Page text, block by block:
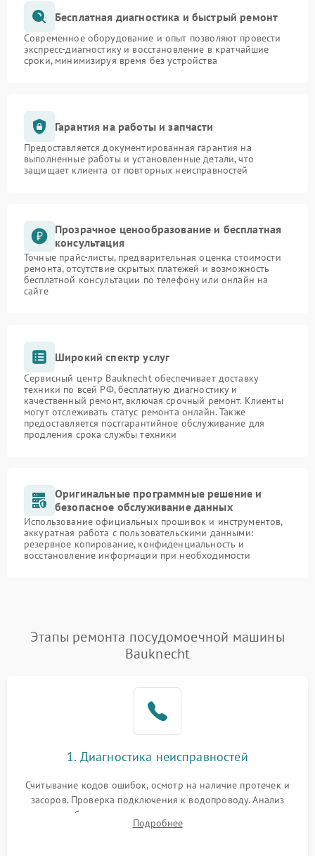
Бесплатная диагностика и быстрый ремонт
Современное оборудование и опыт позволяют провести
экспресс-диагностику и восстановление в кратчайшие
сроки, минимизируя время без устройства
Гарантия на работы и запчасти
Предоставляется документированная гарантия на
выполненные работы и установленные детали, что
защищает клиента от повторных неисправностей
Прозрачное ценообразование и бесплатная
консультация
Точные прайс-листы, предварительная оценка стоимости
ремонта, отсутствие скрытых платежей и возможность
бесплатной консультации по телефону или онлайн на
сайте
Широкий спектр услуг
Сервисный центр Bauknecht обеспечивает доставку
техники по всей РФ, бесплатную диагностику и
качественный ремонт, включая срочный ремонт. Клиенты
могут отслеживать статус ремонта онлайн. Также
предоставляется постгарантийное обслуживание для
продления срока службы техники
Оригинальные программные решение и
безопасное обслуживание данных
Использование официальных прошивок и инструментов,
аккуратная работа с пользовательскими данными:
резервное копирование, конфиденциальность и
восстановление информации при необходимости
Этапы ремонта посудомоечной машины
Bauknecht
1. Диагностика неисправностей
Считывание кодов ошибок, осмотр на наличие протечек и
засоров. Проверка подключения к водопроводу. Анализ
жалоб на отсутствие слива, нагрева, вращения
разбрызгивателей или срабатывание системы защиты
Подробнее